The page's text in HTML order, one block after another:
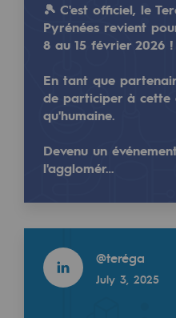
Commitments
Social
Social
Investing in
Inclusion
Gender
Safety
Safety
🌊✨ Retour sur la
Nous avons eu le
Read more
@
🎾 C'est officiel, le
Pyrénées revient
8 au 15 février 2026 !
En tant que
de participer à cette
qu'humaine.
Devenu un
l'agglomér…
@teréga
July 3, 2025